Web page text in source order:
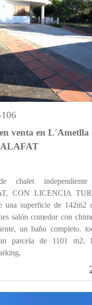
venta en L´Ametlla
chalet
CON LICENCIA
una superficie de 142m2
salón comedor con
un baño completo.
parcela de 1101 m2,